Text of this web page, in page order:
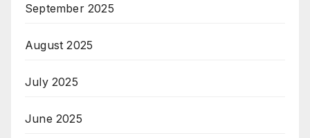
September 2025
August 2025
July 2025
June 2025